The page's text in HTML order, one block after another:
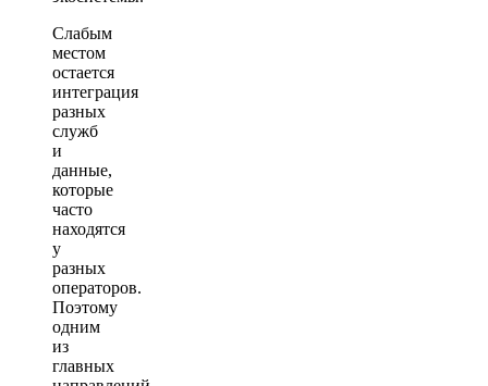
Слабым
местом
остается
интеграция
разных
служб
и
данные,
которые
часто
находятся
у
разных
операторов.
Поэтому
одним
из
главных